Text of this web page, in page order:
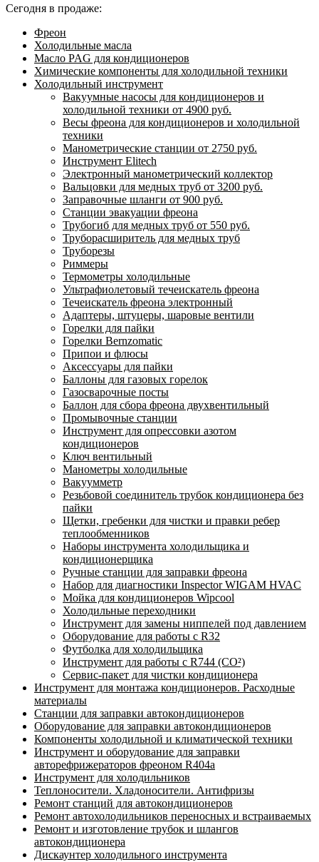
Сегодня в продаже:
Фреон
Холодильные масла
Масло PAG для кондиционеров
Химические компоненты для холодильной техники
Холодильный инструмент
Вакуумные насосы для кондиционеров и
холодильной техники от 4900 руб.
Весы фреона для кондиционеров и холодильной
техники
Манометрические станции от 2750 руб.
Инструмент Elitech
Электронный манометрический коллектор
Вальцовки для медных труб от 3200 руб.
Заправочные шланги от 900 руб.
Станции эвакуации фреона
Трубогиб для медных труб от 550 руб.
Труборасширитель для медных труб
Труборезы
Риммеры
Термометры холодильные
Ультрафиолетовый течеискатель фреона
Течеискатель фреона электронный
Адаптеры, штуцеры, шаровые вентили
Горелки для пайки
Горелки Bernzomatic
Припои и флюсы
Аксессуары для пайки
Баллоны для газовых горелок
Газосварочные посты
Баллон для сбора фреона двухвентильный
Промывочные станции
Инструмент для опрессовки азотом
кондиционеров
Ключ вентильный
Манометры холодильные
Вакуумметр
Резьбовой соединитель трубок кондиционера без
пайки
Щетки, гребенки для чистки и правки ребер
теплообменников
Наборы инструмента холодильщика и
кондиционерщика
Ручные станции для заправки фреона
Набор для диагностики Inspector WIGAM HVAC
Мойка для кондиционеров Wipcool
Холодильные переходники
Инструмент для замены ниппелей под давлением
Оборудование для работы с R32
Футболка для холодильщика
Инструмент для работы с R744 (CO²)
Сервис-пакет для чистки кондиционера
Инструмент для монтажа кондиционеров. Расходные
материалы
Станции для заправки автокондиционеров
Оборудование для заправки автокондиционеров
Компоненты холодильной и климатической техники
Инструмент и оборудование для заправки
авторефрижераторов фреоном R404a
Инструмент для холодильников
Теплоносители. Хладоносители. Антифризы
Ремонт станций для автокондиционеров
Ремонт автохолодильников переносных и встраиваемых
Ремонт и изготовление трубок и шлангов
автокондиционера
Дискаунтер холодильного инструмента